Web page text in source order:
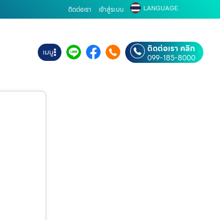
ติดต่อเรา เข้าสู่ระบบ LANGUAGE
เมนู ติดต่อเรา คลิก
099-185-8000